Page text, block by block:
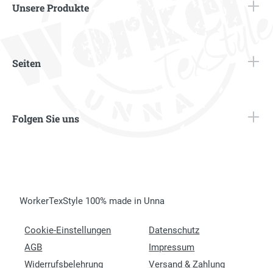
Unsere Produkte
Seiten
Folgen Sie uns
Cookie-Einstellungen
Datenschutz
AGB
Impressum
Widerrufsbelehrung
Versand & Zahlung
WorkerTexStyle 100% made in Unna